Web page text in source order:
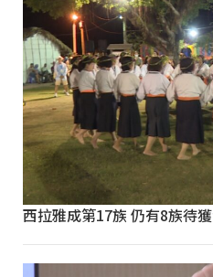
西拉雅成第17族 仍有8族待